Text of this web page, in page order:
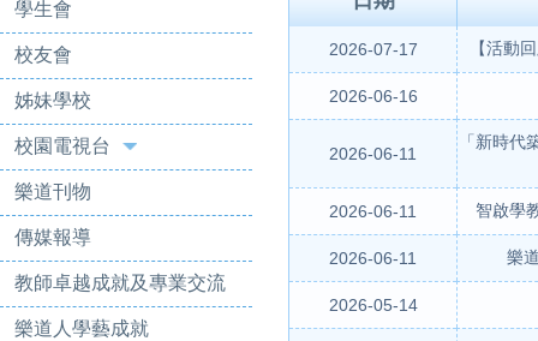
學生會
校友會
姊妹學校
校園電視台
樂道刊物
傳媒報導
教師卓越成就及專業交流
樂道人學藝成就
2026-07-17 【活動
2026-06-16
2026-06-11
「新時
2026-06-11 智啟學
2026-06-11 樂
2026-05-14